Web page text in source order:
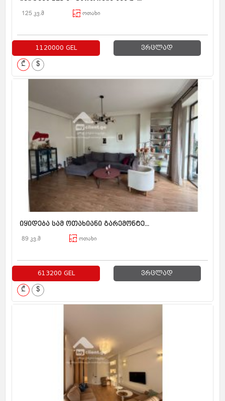
125 კვ.მ ოთახი
1120000 GEL ვრცლად
₾ $
იყიდება სამ ოთახიანი გარემონტე...
89 კვ.მ ოთახი
613200 GEL ვრცლად
₾ $